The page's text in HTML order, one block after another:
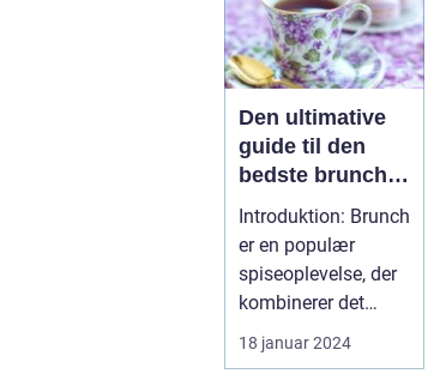
Den ultimative
guide til den
bedste brunch i
Århus
Introduktion: Brunch
er en populær
spiseoplevelse, der
kombinerer det
bedste fra
morgenmad og
18 januar 2024